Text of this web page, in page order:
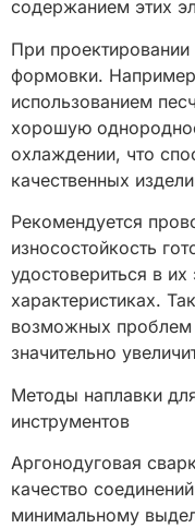
содержанием этих
При
формовки.
использованием
хорошую
охлаждении, что
качественных
Рекомендуется
износостойкость
удостовериться в
характеристиках.
возможных проблем
значительно
Методы наплавки
инструментов
Аргонодуговая
качество
минимальному